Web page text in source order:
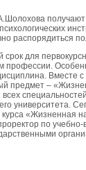
получают
распорядиться
для
профессии.
Вместе
предмет –
университета.
«Жизненная
по